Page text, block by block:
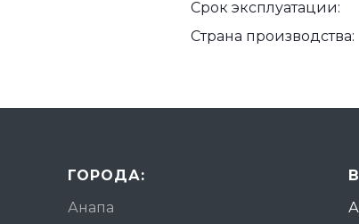
Срок эксплуатации:
Страна производства:
ГОРОДА:
Анапа